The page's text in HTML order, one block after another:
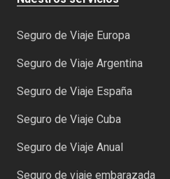
Seguro de Viaje Europa
Seguro de Viaje Argentina
Seguro de Viaje España
Seguro de Viaje Cuba
Seguro de Viaje Anual
Seguro de viaje embarazada